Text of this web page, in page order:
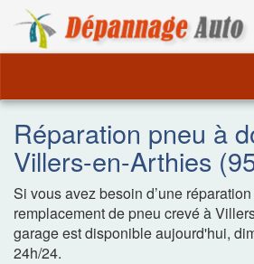
Réparation pneu à
Villers-en-Arthies
Si vous avez besoin d’une réparation
remplacement de pneu crevé à
garage est disponible aujourd'hui,
24h/24.